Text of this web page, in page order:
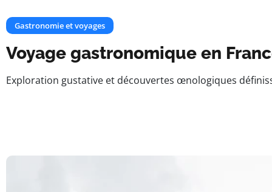
Gastronomie et voyages
Voyage gastronomique en
Exploration gustative et découvertes œnologiques